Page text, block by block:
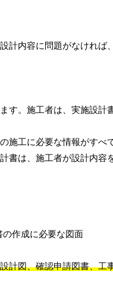
計内容に問題がなければ
す。施工者は、実施設計
施工に必要な情報がす
書は、施工者が設計内容
計図、確認申請図書、工